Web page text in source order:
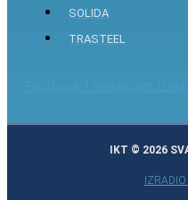
SOLIDA
TRASTEEL
IKT © 2026
IZRADIO